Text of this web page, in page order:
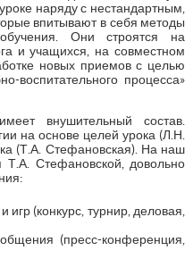
наряду с нестандартным,
впитывают в себя методы
Они строятся на
и учащихся, на совместном
новых приемов с целью
воспитательного процесса»
внушительный состав.
на основе целей урока (Л.Н.
(Т.А. Стефановская). На наш
Т.А. Стефановской, довольно
(конкурс, турнир, деловая,
(пресс-конференция,